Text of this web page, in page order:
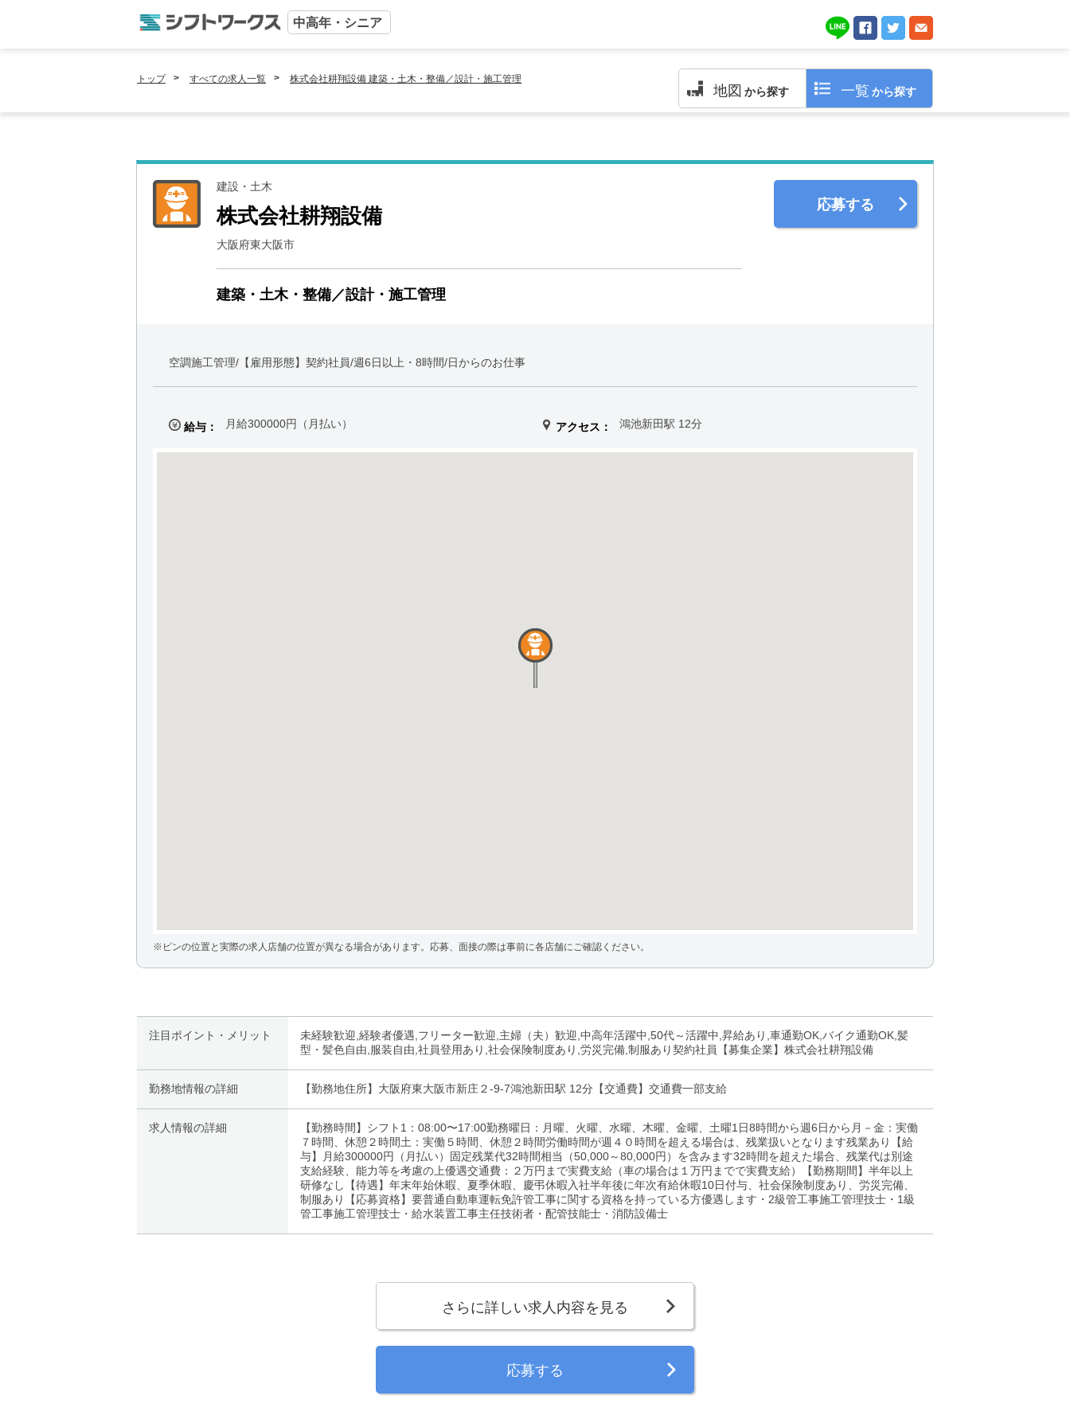
中高年・シニア
地図 から探す 一覧 から探す
トップ すべての求人一覧 株式会社耕翔設備 建築・土木・整備／設計・施工管理
建設・土木
株式会社耕翔設備
大阪府東大阪市
建築・土木・整備／設計・施工管理
応募する
空調施工管理/【雇用形態】契約社員/週6日以上・8時間/日からのお仕事
給与： 月給300000円（月払い） アクセス： 鴻池新田駅 12分
※ピンの位置と実際の求人店舗の位置が異なる場合があります。応募、面接の際は事前に各店舗にご確認ください。
注目ポイント・メリット
未経験歓迎,経験者優遇,フリーター歓迎,主婦（夫）歓迎,中高年活躍中,50代～活躍中,昇給あり,車通勤OK,バイク通勤OK,髪
型・髪色自由,服装自由,社員登用あり,社会保険制度あり,労災完備,制服あり契約社員【募集企業】株式会社耕翔設備
勤務地情報の詳細 【勤務地住所】大阪府東大阪市新庄２-9-7鴻池新田駅 12分【交通費】交通費一部支給
求人情報の詳細
【勤務時間】シフト1：08:00〜17:00勤務曜日：月曜、火曜、水曜、木曜、金曜、土曜1日8時間から週6日から月－金：実働
７時間、休憩２時間土：実働５時間、休憩２時間労働時間が週４０時間を超える場合は、残業扱いとなります残業あり【給
与】月給300000円（月払い）固定残業代32時間相当（50,000～80,000円）を含みます32時間を超えた場合、残業代は別途
支給経験、能力等を考慮の上優遇交通費：２万円まで実費支給（車の場合は１万円までで実費支給）【勤務期間】半年以上
研修なし【待遇】年末年始休暇、夏季休暇、慶弔休暇入社半年後に年次有給休暇10日付与、社会保険制度あり、労災完備、
制服あり【応募資格】要普通自動車運転免許管工事に関する資格を持っている方優遇します・2級管工事施工管理技士・1級
管工事施工管理技士・給水装置工事主任技術者・配管技能士・消防設備士
さらに詳しい求人内容を見る
応募する